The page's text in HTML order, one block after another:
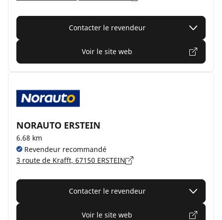
Contacter le revendeur
Voir le site web
NORAUTO ERSTEIN
6.68 km
Revendeur recommandé
3 route de Krafft, 67150 ERSTEIN
Contacter le revendeur
Voir le site web